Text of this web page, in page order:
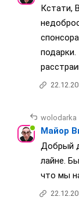
Кстати,
wolodarka
Майор
Добрый
лайне.
что мы